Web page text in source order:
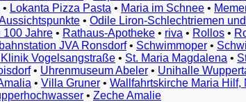
• Lokanta Pizza Pasta • Maria im Schnee •
• Odile Liron-Schlechtriemen
100 Jahre • Rathaus-Apotheke • riva • Rollos •
JVA Ronsdorf• Schwimmoper •
Vogelsangstraße • St. Maria Magdalena •
• Uhrenmuseum Abeler • Unihalle
• Villa Gruner • Wallfahrtskirche Maria Hilf,
• Zeche Amalie